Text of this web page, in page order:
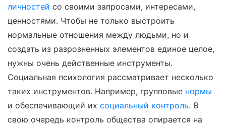
личностей со своими запросами, интересами,
ценностями. Чтобы не только выстроить
нормальные отношения между людьми, но и
создать из разрозненных элементов единое целое,
нужны очень действенные инструменты.
Социальная психология рассматривает несколько
таких инструментов. Например, групповые нормы
и обеспечивающий их социальный контроль. В
свою очередь контроль общества опирается на